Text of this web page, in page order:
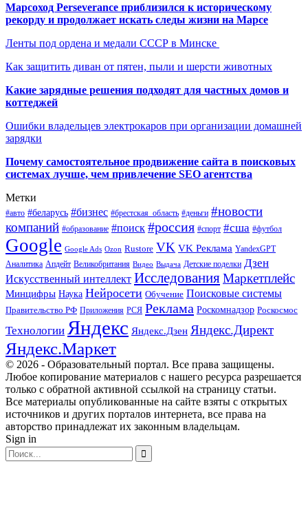
Марсоход Perseverance приблизился к историческому
рекорду и продолжает искать следы жизни на Марсе
Ленты под ордена и медали СССР в Минске
Как защитить диван от пятен, пыли и шерсти животных
Какие зарядные решения подходят для частных домов и
коттеджей
Ошибки владельцев электрокаров при организации домашней
зарядки
Почему самостоятельное продвижение сайта в поисковых
системах лучше, чем привлечение SEO агентства
Метки
#авто #беларусь #бизнес #брестская_область #деньги #новости
компаний #образование #поиск #россия #спорт #сша #футбол
Google Google Ads Ozon Rustore VK VK Реклама YandexGPT
Аналитика Апдейт Великобритания Видео Выдача Детские поделки Дзен
Искусственный интеллект ИсследованияМаркетплейс
Минцифры Наука Нейросети Обучение Поисковые системы
Правительство РФ Приложения РСЯ Реклама Роскомнадзор Роскосмос
Технологии Яндекс Яндекс.Дзен Яндекс.Директ
Яндекс.Маркет
© 2026 - Образовательный портал. Все права защищены.
Любое копирование материалов с нашего ресурса разрешается
только с обратной активной ссылкой на страницу статьи.
Все материалы опубликованные на сайте взяты с открытых
источников и других порталов интернета, все права на
авторство принадлежат их законным владельцам.
Sign in